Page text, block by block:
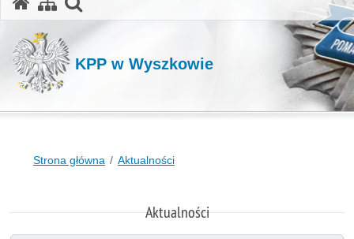
KPP w Wyszkowie
Strona główna Aktualności
Aktualności